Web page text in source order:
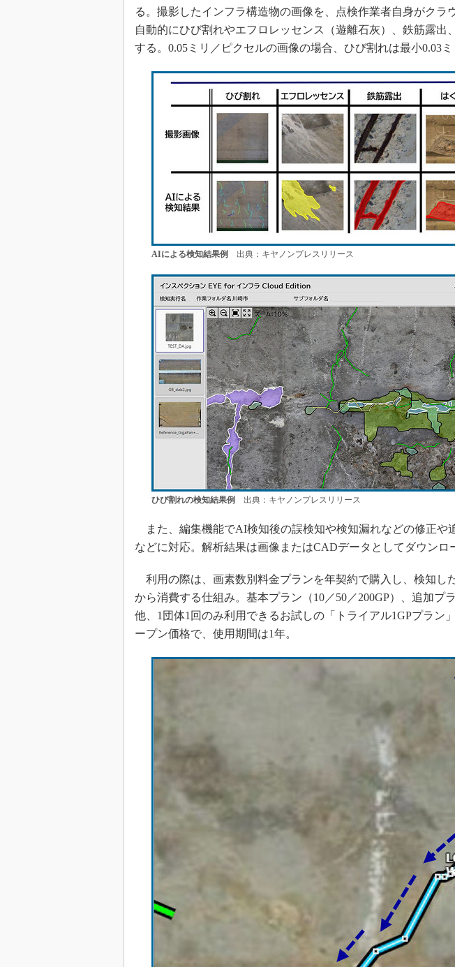
る。撮影したインフラ構造物の画像を、点検作業者自身がクラ
自動的にひび割れやエフロレッセンス（遊離石灰）、鉄筋露出
する。0.05ミリ／ピクセルの画像の場合、ひび割れは最小0.03ミ
AIによる検知結果例 出典：キヤノンプレスリリース
ひび割れの検知結果例 出典：キヤノンプレスリリース
また、編集機能でAI検知後の誤検知や検知漏れなどの修正や
などに対応。解析結果は画像またはCADデータとしてダウンロ
利用の際は、画素数別料金プランを年契約で購入し、検知し
から消費する仕組み。基本プラン（10／50／200GP）、追加プ
他、1団体1回のみ利用できるお試しの「トライアル1GPプラン
ープン価格で、使用期間は1年。